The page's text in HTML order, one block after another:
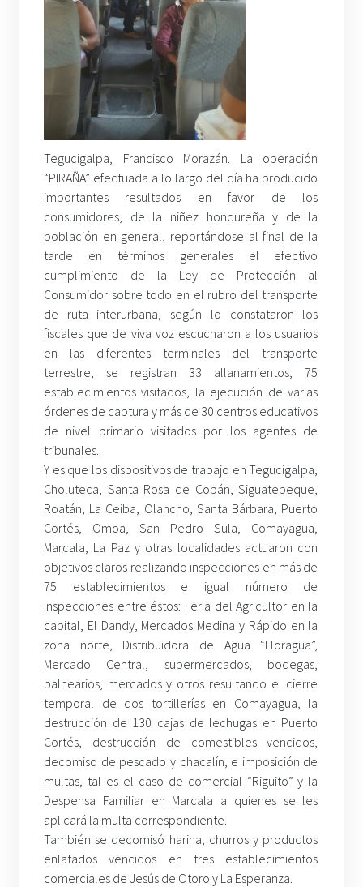
Tegucigalpa, Francisco Morazán. La operación
“PIRAÑA” efectuada a lo largo del día ha producido
importantes resultados en favor de los
consumidores, de la niñez hondureña y de la
población en general, reportándose al final de la
tarde en términos generales el efectivo
cumplimiento de la Ley de Protección al
Consumidor sobre todo en el rubro del transporte
de ruta interurbana, según lo constataron los
fiscales que de viva voz escucharon a los usuarios
en las diferentes terminales del transporte
terrestre, se registran 33 allanamientos, 75
establecimientos visitados, la ejecución de varias
órdenes de captura y más de 30 centros educativos
de nivel primario visitados por los agentes de
tribunales.
Y es que los dispositivos de trabajo en Tegucigalpa,
Choluteca, Santa Rosa de Copán, Siguatepeque,
Roatán, La Ceiba, Olancho, Santa Bárbara, Puerto
Cortés, Omoa, San Pedro Sula, Comayagua,
Marcala, La Paz y otras localidades actuaron con
objetivos claros realizando inspecciones en más de
75 establecimientos e igual número de
inspecciones entre éstos: Feria del Agricultor en la
capital, El Dandy, Mercados Medina y Rápido en la
zona norte, Distribuidora de Agua “Floragua”,
Mercado Central, supermercados, bodegas,
balnearios, mercados y otros resultando el cierre
temporal de dos tortillerías en Comayagua, la
destrucción de 130 cajas de lechugas en Puerto
Cortés, destrucción de comestibles vencidos,
decomiso de pescado y chacalín, e imposición de
multas, tal es el caso de comercial “Riguito” y la
Despensa Familiar en Marcala a quienes se les
aplicará la multa correspondiente.
También se decomisó harina, churros y productos
enlatados vencidos en tres establecimientos
comerciales de Jesús de Otoro y La Esperanza.